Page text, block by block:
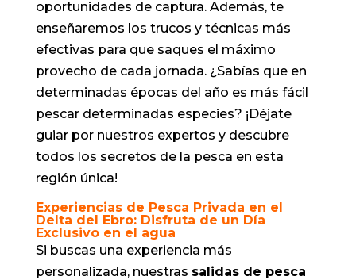
oportunidades de captura. Además, te
enseñaremos los trucos y técnicas más
efectivas para que saques el máximo
provecho de cada jornada. ¿Sabías que en
determinadas épocas del año es más fácil
pescar determinadas especies? ¡Déjate
guiar por nuestros expertos y descubre
todos los secretos de la pesca en esta
región única!
Experiencias de Pesca Privada en el
Delta del Ebro: Disfruta de un Día
Exclusivo en el agua
Si buscas una experiencia más
personalizada, nuestras salidas de pesca